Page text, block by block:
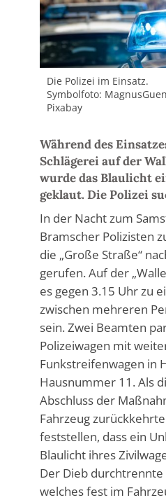
Die Polizei im Einsatz.
Symbolfoto:
Pixabay
Während des
Schlägerei auf der
wurde das Blaulicht
geklaut. Die Polizei
In der Nacht zum
Bramscher Polizisten
die „Große Straße“
gerufen. Auf der
es gegen 3.15 Uhr zu
zwischen mehreren
sein. Zwei Beamten
Polizeiwagen mit
Funkstreifenwagen in
Hausnummer 11. Als
Abschluss der
Fahrzeug
feststellen, dass ein
Blaulicht ihres
Der Dieb durchtrennte
welches fest im